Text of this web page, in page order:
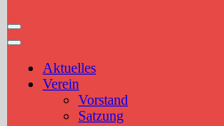
Aktuelles
Verein
Vorstand
Satzung